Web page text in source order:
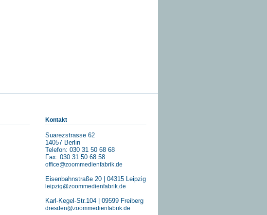
Kontakt
Suarezstrasse 62
14057 Berlin
Telefon: 030 31 50 68 68
Fax: 030 31 50 68 58
office@zoommedienfabrik.de
Eisenbahnstraße 20 | 04315 Leipzig
leipzig@zoommedienfabrik.de
Karl-Kegel-Str.104 | 09599 Freiberg
dresden@zoommedienfabrik.de